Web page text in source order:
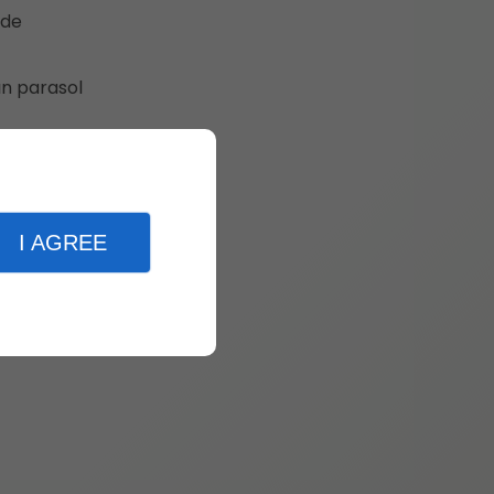
I AGREE
parasol